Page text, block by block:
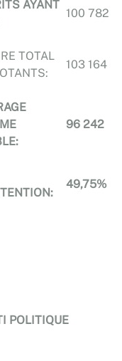
AYANT
100 782
TOTAL
103 164
96 242
49,75%
5
POLITIQUE